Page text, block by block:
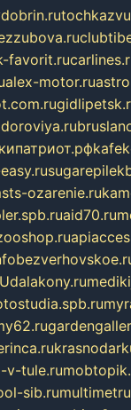
favorit.ru
alex-motor.ru
ozarenie.ru
aid70.ru
dalakony.ru
v-tule.ru
sib.ru